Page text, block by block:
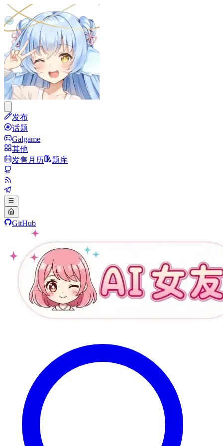
发布
话题
Galgame
其他
发售月历
题库
GitHub